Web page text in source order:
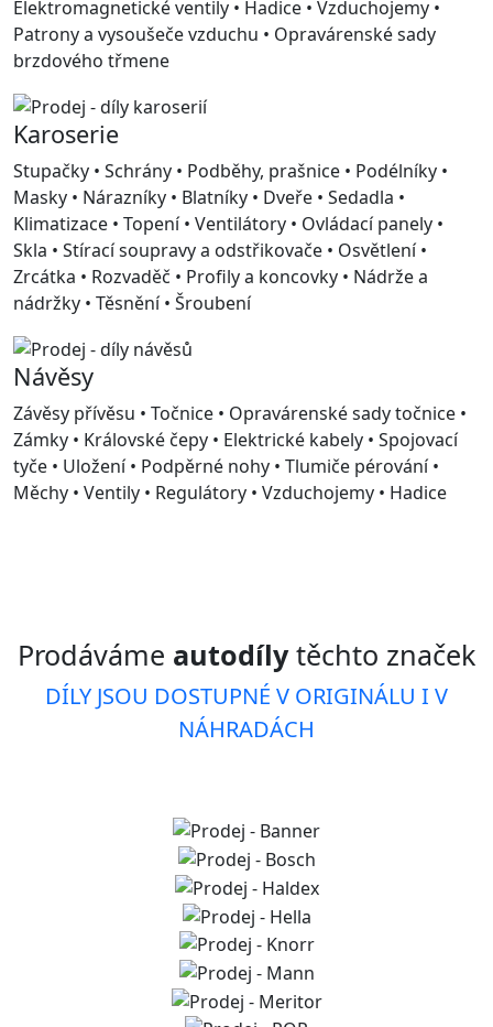
Elektromagnetické ventily • Hadice • Vzduchojemy •
Patrony a vysoušeče vzduchu • Opravárenské sady
brzdového třmene
Karoserie
Stupačky • Schrány • Podběhy, prašnice • Podélníky •
Masky • Nárazníky • Blatníky • Dveře • Sedadla •
Klimatizace • Topení • Ventilátory • Ovládací panely •
Skla • Stírací soupravy a odstřikovače • Osvětlení •
Zrcátka • Rozvaděč • Profily a koncovky • Nádrže a
nádržky • Těsnění • Šroubení
Návěsy
Závěsy přívěsu • Točnice • Opravárenské sady točnice •
Zámky • Královské čepy • Elektrické kabely • Spojovací
tyče • Uložení • Podpěrné nohy • Tlumiče pérování •
Měchy • Ventily • Regulátory • Vzduchojemy • Hadice
Prodáváme autodílytěchto značek
DÍLY JSOU DOSTUPNÉ V ORIGINÁLU I V
NÁHRADÁCH